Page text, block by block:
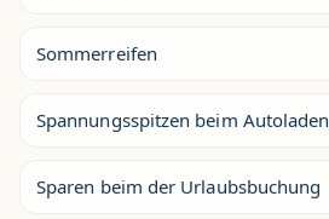
Sommerreifen
Spannungsspitzen beim Autoladen
Sparen beim der Urlaubsbuchung